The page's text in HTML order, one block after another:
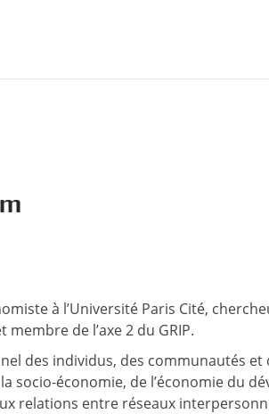
à l’Université Paris Cité,
de l’axe 2 du GRIP.
des individus, des communautés
socio-économie, de l’économie du
relations entre réseaux